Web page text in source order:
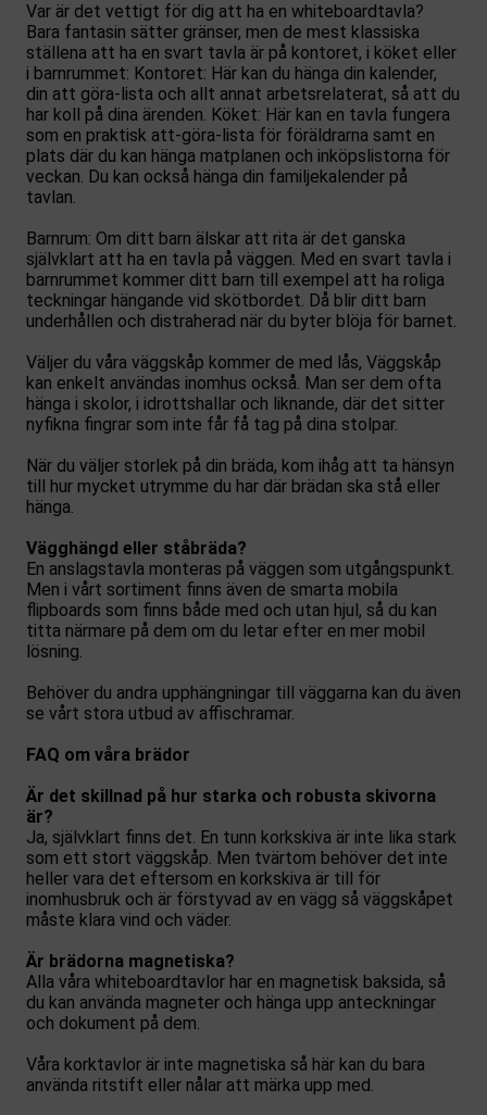
Var är det vettigt för dig att ha en whiteboardtavla?
Bara fantasin sätter gränser, men de mest klassiska
ställena att ha en svart tavla är på kontoret, i köket eller
i barnrummet: Kontoret: Här kan du hänga din kalender,
din att göra-lista och allt annat arbetsrelaterat, så att du
har koll på dina ärenden. Köket: Här kan en tavla fungera
som en praktisk att-göra-lista för föräldrarna samt en
plats där du kan hänga matplanen och inköpslistorna för
veckan. Du kan också hänga din familjekalender på
tavlan.
Barnrum: Om ditt barn älskar att rita är det ganska
självklart att ha en tavla på väggen. Med en svart tavla i
barnrummet kommer ditt barn till exempel att ha roliga
teckningar hängande vid skötbordet. Då blir ditt barn
underhållen och distraherad när du byter blöja för barnet.
Väljer du våra väggskåp kommer de med lås, Väggskåp
kan enkelt användas inomhus också. Man ser dem ofta
hänga i skolor, i idrottshallar och liknande, där det sitter
nyfikna fingrar som inte får få tag på dina stolpar.
När du väljer storlek på din bräda, kom ihåg att ta hänsyn
till hur mycket utrymme du har där brädan ska stå eller
hänga.
Vägghängd eller ståbräda?
En anslagstavla monteras på väggen som utgångspunkt.
Men i vårt sortiment finns även de smarta mobila
flipboards som finns både med och utan hjul, så du kan
titta närmare på dem om du letar efter en mer mobil
lösning.
Behöver du andra upphängningar till väggarna kan du även
se vårt stora utbud av affischramar.
FAQ om våra brädor
Är det skillnad på hur starka och robusta skivorna
är?
Ja, självklart finns det. En tunn korkskiva är inte lika stark
som ett stort väggskåp. Men tvärtom behöver det inte
heller vara det eftersom en korkskiva är till för
inomhusbruk och är förstyvad av en vägg så väggskåpet
måste klara vind och väder.
Är brädorna magnetiska?
Alla våra whiteboardtavlor har en magnetisk baksida, så
du kan använda magneter och hänga upp anteckningar
och dokument på dem.
Våra korktavlor är inte magnetiska så här kan du bara
använda ritstift eller nålar att märka upp med.